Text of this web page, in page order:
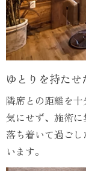
ゆとりを持た
隣席との距離を
気にせず、施術に
落ち着いて過ご
います。